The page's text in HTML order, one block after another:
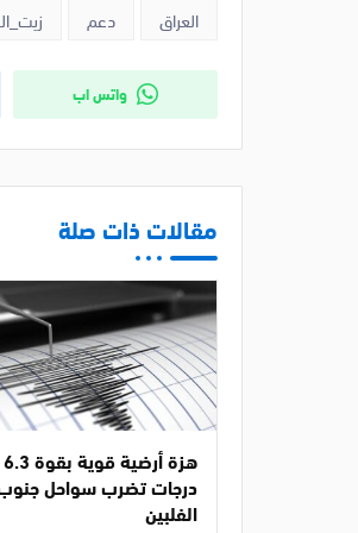
العراق دعم
واتس اب
مقالات ذات صلة
هزة أرضية قوية بقوة 6.3
درجات تضرب سواحل
الفلبين